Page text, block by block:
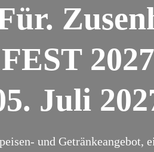
2027
Juli
und Getränkeangebot,